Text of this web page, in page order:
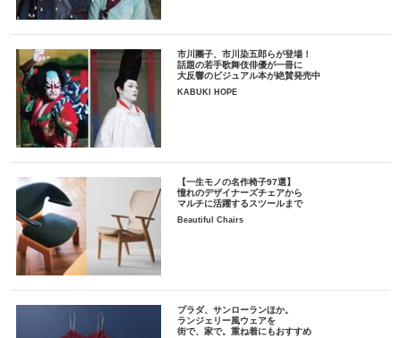
市川團子、市川染五郎らが登場！
話題の若手歌舞伎俳優が一冊に
大反響のビジュアル本が絶賛発売中
KABUKI HOPE
【一生モノの名作椅子97選】
憧れのデザイナーズチェアから
マルチに活躍するスツールまで
Beautiful Chairs
プラダ、サンローランほか。
ランジェリー風ウェアを
街で、家で。重ね着にもおすすめ